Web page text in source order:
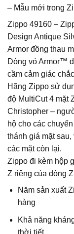
– Mẫu mới trong
Zippo 49160 –
Design Antique
Armor đồng thau
Dòng vỏ Armor™
cầm cảm giác
Hãng Zippo sử
độ MultiCut 4 mặt
Christopher –
hộ cho các
thánh giá mặt
các mặt còn lại.
Zippo đi kèm hộp
Z riêng của dòng
Năm sản xuất
hàng
Khả năng
thời tiết